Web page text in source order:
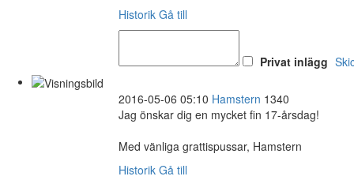
Historik Gå till
Privat inlägg
2016-05-06 05:10 Hamstern 1340
Jag önskar dig en mycket fin 17-årsdag!
Med vänliga grattispussar, Hamstern
Historik Gå till